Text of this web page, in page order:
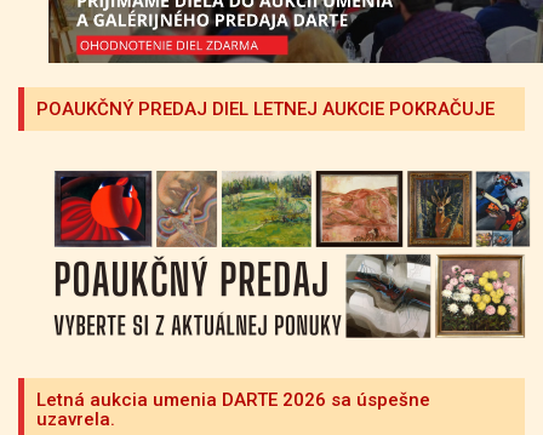
POAUKČNÝ PREDAJ DIEL LETNEJ AUKCIE POKRAČUJE
Letná aukcia umenia DARTE 2026 sa úspešne
uzavrela.